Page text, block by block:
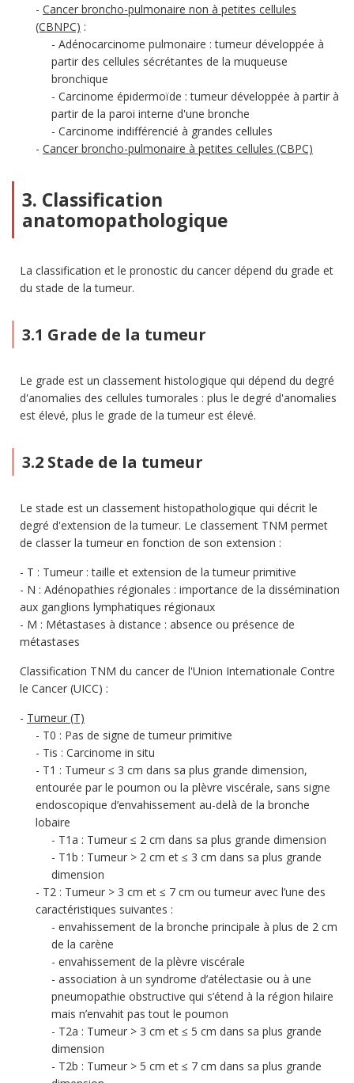
Cancer broncho-pulmonaire non à petites cellules
(CBNPC) :
Adénocarcinome pulmonaire : tumeur développée à
partir des cellules sécrétantes de la muqueuse
bronchique
Carcinome épidermoïde : tumeur développée à partir à
partir de la paroi interne d'une bronche
Carcinome indifférencié à grandes cellules
Cancer broncho-pulmonaire à petites cellules (CBPC)
3. Classification
anatomopathologique
La classification et le pronostic du cancer dépend du grade et
du stade de la tumeur.
3.1 Grade de la tumeur
Le grade est un classement histologique qui dépend du degré
d'anomalies des cellules tumorales : plus le degré d'anomalies
est élevé, plus le grade de la tumeur est élevé.
3.2 Stade de la tumeur
Le stade est un classement histopathologique qui décrit le
degré d'extension de la tumeur. Le classement TNM permet
de classer la tumeur en fonction de son extension :
T : Tumeur : taille et extension de la tumeur primitive
N : Adénopathies régionales : importance de la dissémination
aux ganglions lymphatiques régionaux
M : Métastases à distance : absence ou présence de
métastases
Classification TNM du cancer de l'Union Internationale Contre
le Cancer (UICC) :
Tumeur (T)
T0 : Pas de signe de tumeur primitive
Tis : Carcinome in situ
T1 : Tumeur ≤ 3 cm dans sa plus grande dimension,
entourée par le poumon ou la plèvre viscérale, sans signe
endoscopique d’envahissement au-delà de la bronche
lobaire
T1a : Tumeur ≤ 2 cm dans sa plus grande dimension
T1b : Tumeur > 2 cm et ≤ 3 cm dans sa plus grande
dimension
T2 : Tumeur > 3 cm et ≤ 7 cm ou tumeur avec l’une des
caractéristiques suivantes :
envahissement de la bronche principale à plus de 2 cm
de la carène
envahissement de la plèvre viscérale
association à un syndrome d’atélectasie ou à une
pneumopathie obstructive qui s’étend à la région hilaire
mais n’envahit pas tout le poumon
T2a : Tumeur > 3 cm et ≤ 5 cm dans sa plus grande
dimension
T2b : Tumeur > 5 cm et ≤ 7 cm dans sa plus grande